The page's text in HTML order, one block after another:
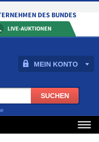
MEIN KONTO